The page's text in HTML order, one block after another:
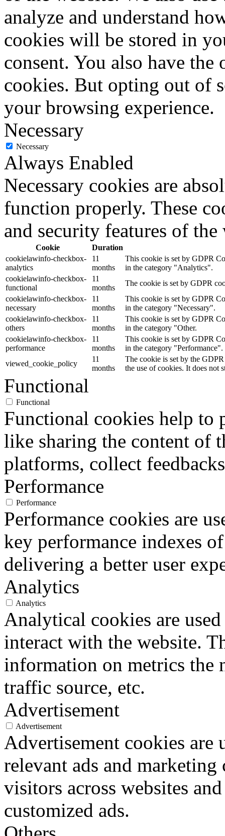
analyze and understand
cookies will be stored in
consent. You also have
cookies. But opting out of
your browsing experience.
Necessary
Necessary
Always Enabled
Necessary cookies are
function properly. These
and security features of
Cookie
Duration
cookielawinfo-checkbox-
analytics
11
months
This cookie is set by GDPR
in the category "Analytics".
cookielawinfo-checkbox-
functional
11
months
The cookie is set by GDPR
cookielawinfo-checkbox-
necessary
11
months
This cookie is set by GDPR
in the category "Necessary".
cookielawinfo-checkbox-
others
11
months
This cookie is set by GDPR
in the category "Other.
cookielawinfo-checkbox-
performance
11
months
This cookie is set by GDPR
in the category "Performance".
viewed_cookie_policy
11
months
The cookie is set by the
the use of cookies. It does not
Functional
Functional
Functional cookies help to
like sharing the content of
platforms, collect
Performance
Performance
Performance cookies are
key performance indexes
delivering a better user
Analytics
Analytics
Analytical cookies are
interact with the website.
information on metrics the
traffic source, etc.
Advertisement
Advertisement
Advertisement cookies
relevant ads and marketing
visitors across websites
customized ads.